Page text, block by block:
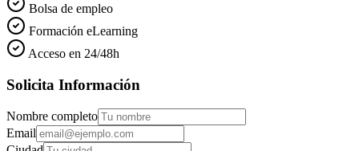
Bolsa de empleo
Formación eLearning
Acceso en 24/48h
Solicita Información
Nombre completo
Email